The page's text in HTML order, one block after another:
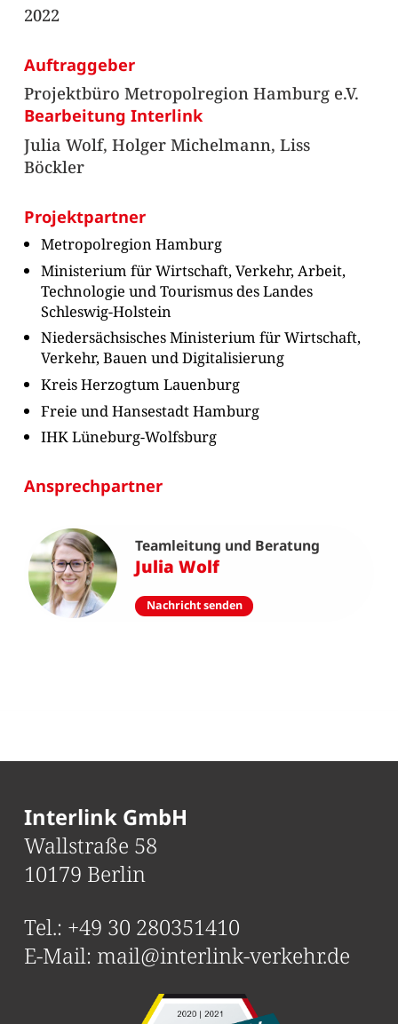
2022
Auftraggeber
Projektbüro Metropolregion Hamburg e.V.
Bearbeitung Interlink
Julia Wolf, Holger Michelmann, Liss
Böckler
Projektpartner
Metropolregion Hamburg
Ministerium für Wirtschaft, Verkehr, Arbeit,
Technologie und Tourismus des Landes
Schleswig-Holstein
Niedersächsisches Ministerium für Wirtschaft,
Verkehr, Bauen und Digitalisierung
Kreis Herzogtum Lauenburg
Freie und Hansestadt Hamburg
IHK Lüneburg-Wolfsburg
Ansprechpartner
Teamleitung und Beratung
Julia Wolf
Nachricht senden
Interlink GmbH
Wallstraße 58
10179 Berlin
Tel.: +49 30 280351410
E-Mail: mail@interlink-verkehr.de